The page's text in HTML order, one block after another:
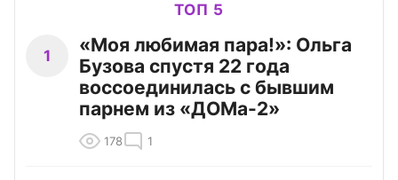
ТОП 5
1
«Моя любимая пара!»: Ольга
Бузова спустя 22 года
воссоединилась с бывшим
парнем из «ДОМа-2»
178 1